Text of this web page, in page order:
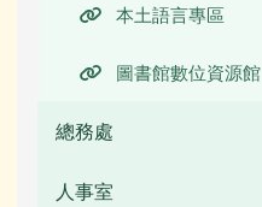
本土語言專區
圖書館數位資源館
總務處
人事室